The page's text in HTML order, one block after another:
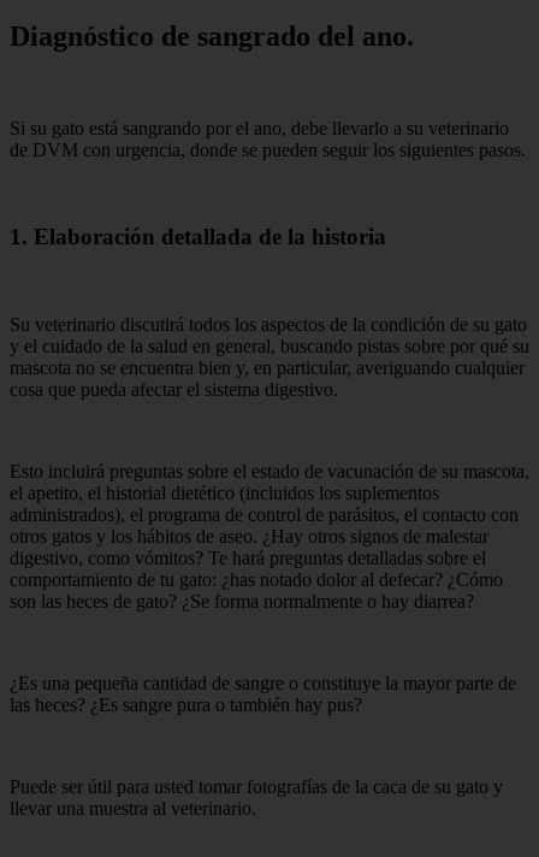
Diagnóstico de sangrado del ano.
Si su gato está sangrando por el ano, debe llevarlo a su veterinario
de DVM con urgencia, donde se pueden seguir los siguientes pasos.
1. Elaboración detallada de la historia
Su veterinario discutirá todos los aspectos de la condición de su gato
y el cuidado de la salud en general, buscando pistas sobre por qué su
mascota no se encuentra bien y, en particular, averiguando cualquier
cosa que pueda afectar el sistema digestivo.
Esto incluirá preguntas sobre el estado de vacunación de su mascota,
el apetito, el historial dietético (incluidos los suplementos
administrados), el programa de control de parásitos, el contacto con
otros gatos y los hábitos de aseo. ¿Hay otros signos de malestar
digestivo, como vómitos? Te hará preguntas detalladas sobre el
comportamiento de tu gato: ¿has notado dolor al defecar? ¿Cómo
son las heces de gato? ¿Se forma normalmente o hay diarrea?
¿Es una pequeña cantidad de sangre o constituye la mayor parte de
las heces? ¿Es sangre pura o también hay pus?
Puede ser útil para usted tomar fotografías de la caca de su gato y
llevar una muestra al veterinario.